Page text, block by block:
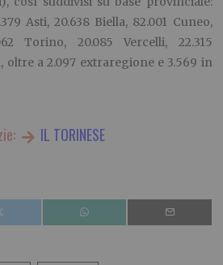
Asti, 20.638 Biella, 82.001 Cuneo,
Torino, 20.085 Vercelli, 22.315
oltre a 2.097 extraregione e 3.569 in
IL TORINESE